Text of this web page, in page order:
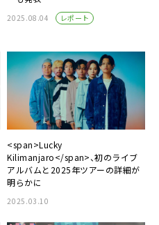
2025.08.04 レポート
<span>Lucky
Kilimanjaro</span>、初のライブ
アルバムと2025年ツアーの詳細が
明らかに
2025.03.10